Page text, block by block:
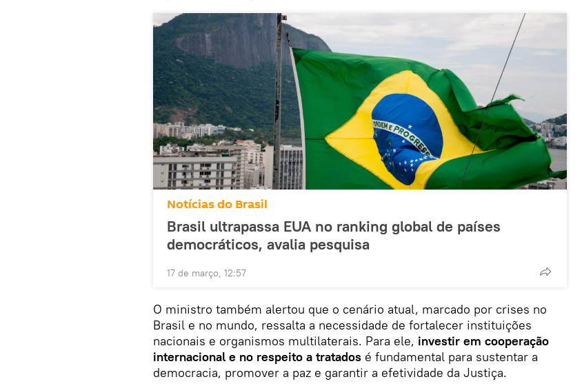
Notícias do Brasil
Brasil ultrapassa EUA no ranking global de países
democráticos, avalia pesquisa
17 de março, 12:57
O ministro também alertou que o cenário atual, marcado por crises no
Brasil e no mundo, ressalta a necessidade de fortalecer instituições
nacionais e organismos multilaterais. Para ele, investir em cooperação
internacional e no respeito a tratados é fundamental para sustentar a
democracia, promover a paz e garantir a efetividade da Justiça.